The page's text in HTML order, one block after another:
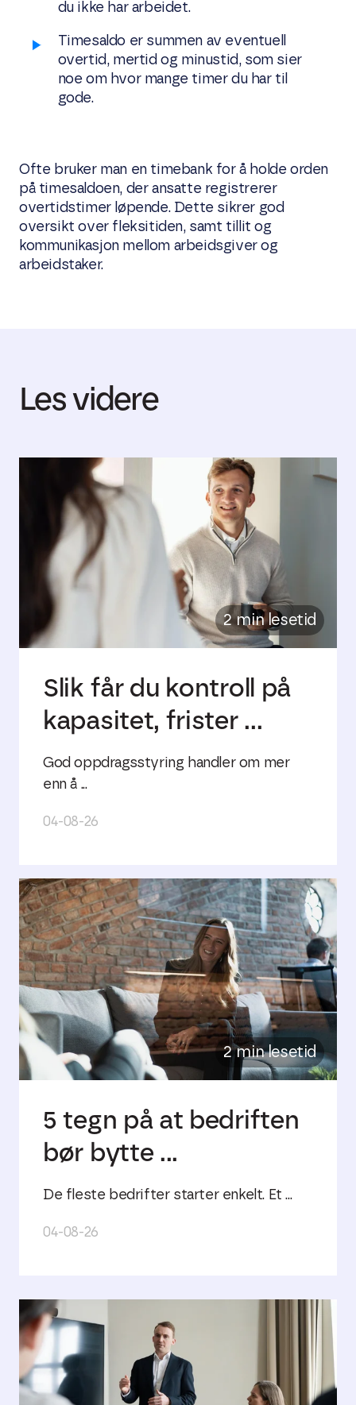
du ikke har arbeidet.
Timesaldo er summen av eventuell
overtid, mertid og minustid, som sier
noe om hvor mange timer du har til
gode.
Ofte bruker man en timebank for å holde orden
på timesaldoen, der ansatte registrerer
overtidstimer løpende. Dette sikrer god
oversikt over fleksitiden, samt tillit og
kommunikasjon mellom arbeidsgiver og
arbeidstaker.
Les videre
2 min lesetid
Slik får du kontroll på
kapasitet, frister ...
God oppdragsstyring handler om mer
enn å ...
04-08-26
2 min lesetid
5 tegn på at bedriften
bør bytte ...
De fleste bedrifter starter enkelt. Et ...
04-08-26